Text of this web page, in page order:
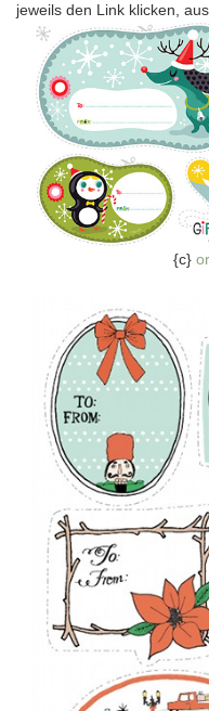
jeweils den Link klicken,
{c}